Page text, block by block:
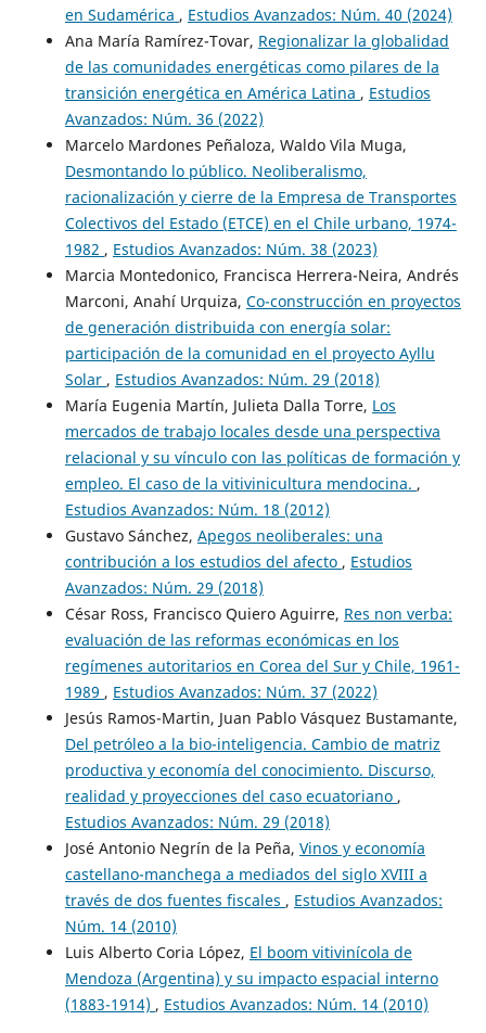
en Sudamérica , Estudios Avanzados: Núm. 40 (2024)
Ana María Ramírez-Tovar, Regionalizar la globalidad
de las comunidades energéticas como pilares de la
transición energética en América Latina , Estudios
Avanzados: Núm. 36 (2022)
Marcelo Mardones Peñaloza, Waldo Vila Muga,
Desmontando lo público. Neoliberalismo,
racionalización y cierre de la Empresa de Transportes
Colectivos del Estado (ETCE) en el Chile urbano, 1974-
1982 , Estudios Avanzados: Núm. 38 (2023)
Marcia Montedonico, Francisca Herrera-Neira, Andrés
Marconi, Anahí Urquiza, Co-construcción en proyectos
de generación distribuida con energía solar:
participación de la comunidad en el proyecto Ayllu
Solar , Estudios Avanzados: Núm. 29 (2018)
María Eugenia Martín, Julieta Dalla Torre, Los
mercados de trabajo locales desde una perspectiva
relacional y su vínculo con las políticas de formación y
empleo. El caso de la vitivinicultura mendocina. ,
Estudios Avanzados: Núm. 18 (2012)
Gustavo Sánchez, Apegos neoliberales: una
contribución a los estudios del afecto , Estudios
Avanzados: Núm. 29 (2018)
César Ross, Francisco Quiero Aguirre, Res non verba:
evaluación de las reformas económicas en los
regímenes autoritarios en Corea del Sur y Chile, 1961-
1989 , Estudios Avanzados: Núm. 37 (2022)
Jesús Ramos-Martin, Juan Pablo Vásquez Bustamante,
Del petróleo a la bio-inteligencia. Cambio de matriz
productiva y economía del conocimiento. Discurso,
realidad y proyecciones del caso ecuatoriano ,
Estudios Avanzados: Núm. 29 (2018)
José Antonio Negrín de la Peña, Vinos y economía
castellano-manchega a mediados del siglo XVIII a
través de dos fuentes fiscales , Estudios Avanzados:
Núm. 14 (2010)
Luis Alberto Coria López, El boom vitivinícola de
Mendoza (Argentina) y su impacto espacial interno
(1883-1914) , Estudios Avanzados: Núm. 14 (2010)